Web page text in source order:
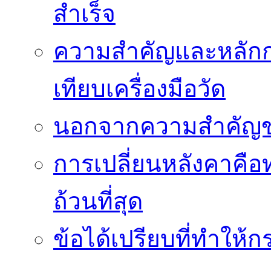
สำเร็จ
ความสำคัญและหลัก
เทียบเครื่องมือวัด
นอกจากความสำคัญ
การเปลี่ยนหลังคาคื
ถ้วนที่สุด
ข้อได้เปรียบที่ทำให้ก